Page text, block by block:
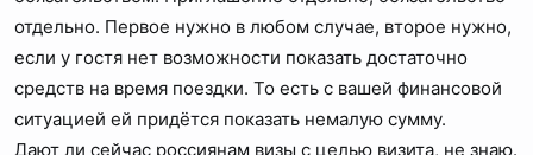
отдельно. Первое нужно в любом случае, второе нужно,
если у гостя нет возможности показать достаточно
средств на время поездки. То есть с вашей финансовой
ситуацией ей придётся показать немалую сумму.
Дают ли сейчас россиянам визы с целью визита, не знаю.